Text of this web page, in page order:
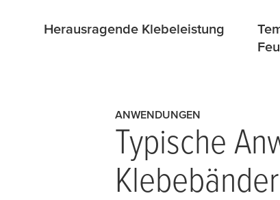
Herausragende Klebeleistung
ANWENDUNGEN
Typische
Klebebänder